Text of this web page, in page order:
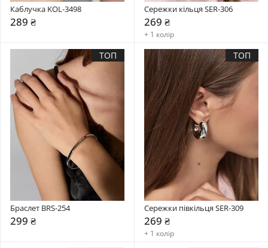
Каблучка KOL-3498
289 ₴
Сережки кільця SER-306
269 ₴
+ 1 колір
ТОП
Браслет BRS-254
299 ₴
ТОП
Сережки півкільця SER-309
269 ₴
+ 1 колір